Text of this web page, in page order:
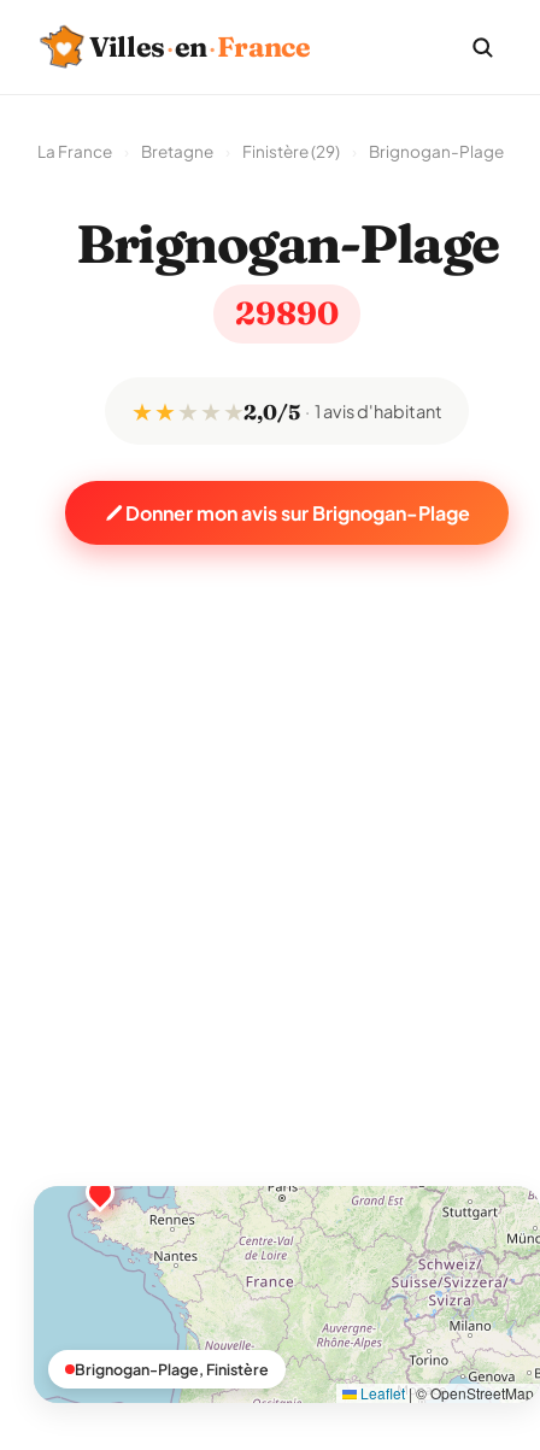
Villes·en·France
La France Bretagne Finistère (29) Brignogan-Plage
Brignogan-Plage
29890
★ ★★ ★ ★2,0/5 1 avis d'habitant
Donner mon avis sur Brignogan-Plage
Leaflet |© OpenStreetMap
Brignogan-Plage, Finistère